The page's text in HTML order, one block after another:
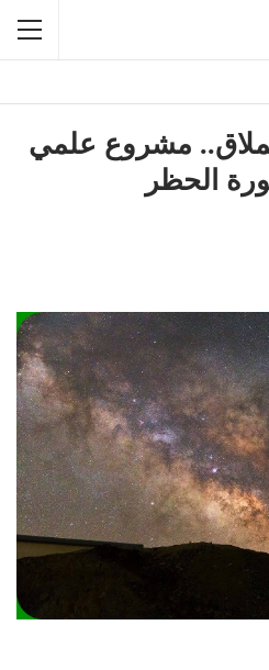
مشروع علمي
الحظر